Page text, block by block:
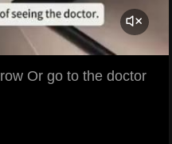
Or go to the doctor